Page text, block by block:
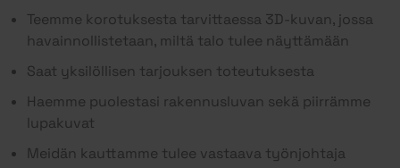
Teemme korotuksesta tarvittaessa 3D-kuvan, jossa
havainnollistetaan, miltä talo tulee näyttämään
Saat yksilöllisen tarjouksen toteutuksesta
Haemme puolestasi rakennusluvan sekä piirrämme
lupakuvat
Meidän kauttamme tulee vastaava työnjohtaja